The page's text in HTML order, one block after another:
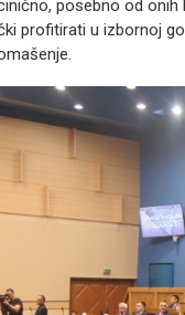
posebno od
profitirati u izbornoj